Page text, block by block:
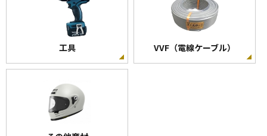
工具 VVF（電線ケーブル）